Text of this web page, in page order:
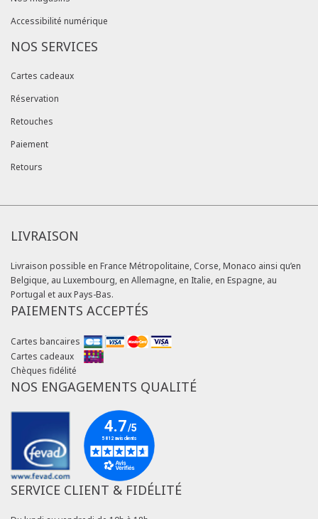
Accessibilité numérique
NOS SERVICES
Cartes cadeaux
Réservation
Retouches
Paiement
Retours
LIVRAISON
Livraison possible en France Métropolitaine, Corse, Monaco ainsi qu’en
Belgique, au Luxembourg, en Allemagne, en Italie, en Espagne, au
Portugal et aux Pays-Bas.
PAIEMENTS ACCEPTÉS
Cartes bancaires
Cartes cadeaux
Chèques fidélité
NOS ENGAGEMENTS QUALITÉ
SERVICE CLIENT & FIDÉLITÉ